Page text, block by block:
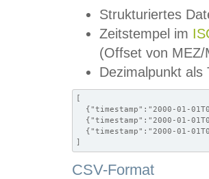
Strukturiertes
Zeitstempel im
(Offset von MEZ/
Dezimalpunkt als
[
{"timestamp":"2000-01-
{"timestamp":"2000-01-
{"timestamp":"2000-01-
]
CSV-Format